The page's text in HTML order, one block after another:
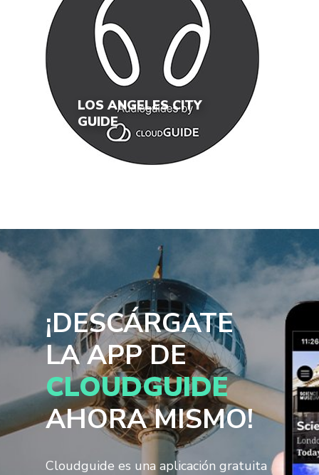
LOS ANGELES CITY
GUIDE
¡DESCÁRGATE
LA APP DE
CLOUDGUIDE
AHORA MISMO!
Cloudguide es una aplicación gratuita